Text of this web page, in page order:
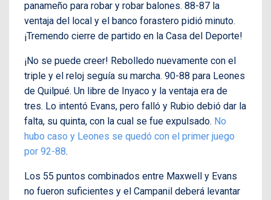
panameño para robar y robar balones. 88-87 la
ventaja del local y el banco forastero pidió minuto.
¡Tremendo cierre de partido en la Casa del Deporte!
¡No se puede creer! Rebolledo nuevamente con el
triple y el reloj seguía su marcha. 90-88 para Leones
de Quilpué. Un libre de Inyaco y la ventaja era de
tres. Lo intentó Evans, pero falló y Rubio debió dar la
falta, su quinta, con la cual se fue expulsado. No
hubo caso y Leones se quedó con el primer juego
por 92-88.
Los 55 puntos combinados entre Maxwell y Evans
no fueron suficientes y el Campanil deberá levantar